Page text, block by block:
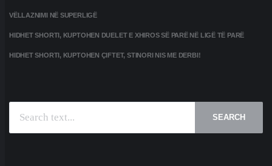
VËLLAZNIMI NË SUPERLIGË
HIDHET SHORTI, KUPTOHEN DUELET E XHIROS SË PARË NË LIGË TË PARË
HIDHET SHORTI, KUPTOHEN ÇIFTET, STINORI NIS ME DERBI!
SEARCH